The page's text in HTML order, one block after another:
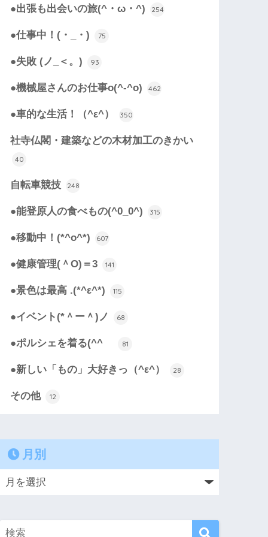
●出張も出会いの旅(^・ω・^) 254
●仕事中！(・_・) 75
●失敗 (ノ_＜。) 93
●機械屋さんのお仕事o(^-^o) 462
●車的な生活！（^ε^） 350
社寺仏閣・建築などの木材加工のきかい
40
自転車競技 248
●能登原人の食べもの(^0_0^) 315
●移動中！(*^o^*) 607
●健康管理(＾O)＝3 141
●景色は最高 .(*^ε^*) 115
●イベント(*＾ー＾)ノ 68
●ポルシェを着る(^^ゞ 81
●新しい「もの」大好きっ（^ε^） 28
その他 12
月別